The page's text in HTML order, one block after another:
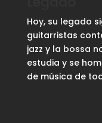
Hoy, su legado
guitarristas
jazz y la bossa
estudia y se
de música de